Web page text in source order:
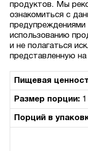
продуктов. Мы
ознакомиться с
предупреждениями
использованию
и не полагаться
представленную на
Пищевая
Размер порции:
Порций в